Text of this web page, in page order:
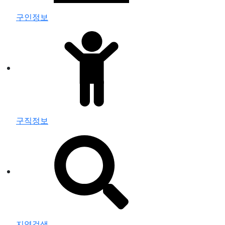
구인정보
구직정보